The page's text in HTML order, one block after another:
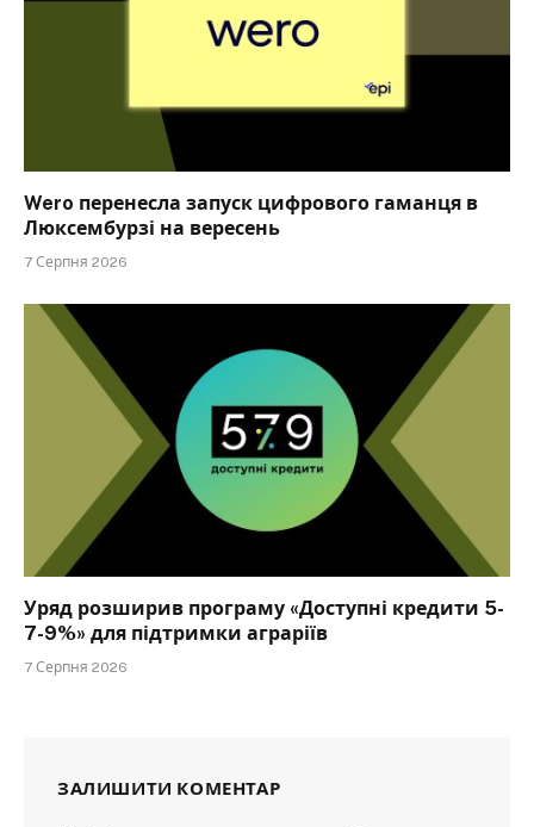
Wero перенесла запуск цифрового гаманця в
Люксембурзі на вересень
7 Серпня 2026
Уряд розширив програму «Доступні кредити 5-
7-9%» для підтримки аграріїв
7 Серпня 2026
ЗАЛИШИТИ КОМЕНТАР